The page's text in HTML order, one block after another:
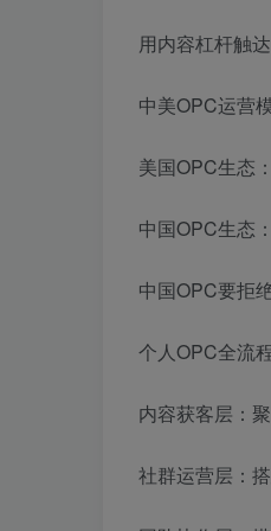
用内容杠杆触
中美OPC运营
美国OPC生态
中国OPC生态
中国OPC要拒
个人OPC全流
内容获客层：
社群运营层：